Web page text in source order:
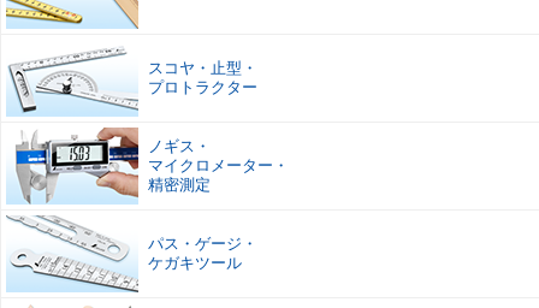
スコヤ ・ 止型 ・
プロトラクター
ノギス ・
マイクロメーター ・
精密測定
パス ・ ゲージ ・
ケガキツール